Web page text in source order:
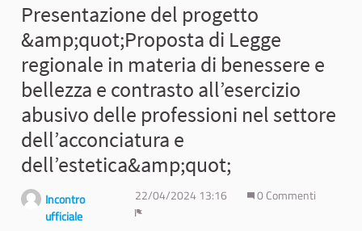
Presentazione del progetto
&amp;quot;Proposta di Legge
regionale in materia di benessere e
bellezza e contrasto all’esercizio
abusivo delle professioni nel settore
dell’acconciatura e
dell’estetica&amp;quot;
Incontro
ufficiale
22/04/2024 13:16
0 Commenti